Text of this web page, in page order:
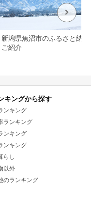
新潟県魚沼市のふるさと納税
ご紹介
キングから探す
ンキング
ランキング
ンキング
ンキング
らし
以外
のランキング